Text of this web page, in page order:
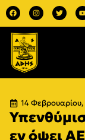
14
εν όψει